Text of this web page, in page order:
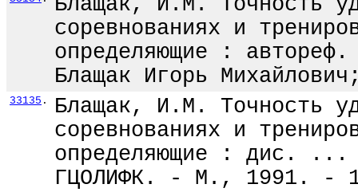
Блащак, И.М. Точность
соревнованиях и
определяющие :
Блащак Игорь
33135 .
Блащак, И.М. Точность
соревнованиях и
определяющие : дис.
ГЦОЛИФК. - М., 1991. -